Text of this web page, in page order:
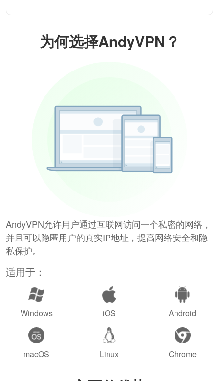
为何选择AndyVPN？
AndyVPN允许用户通过互联网访问一个私密的网络，
并且可以隐匿用户的真实IP地址，提高网络安全和隐
私保护。
适用于：
Windows iOS Android
macOS Linux Chrome